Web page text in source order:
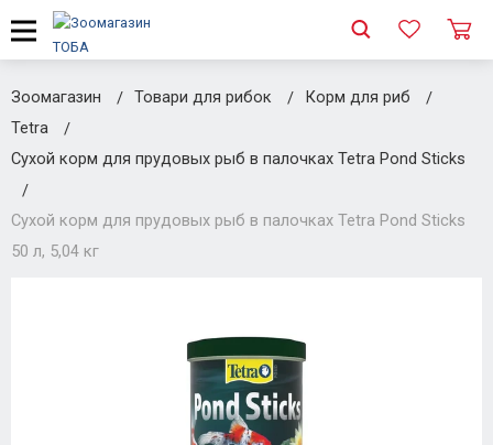
Зоомагазин Товари для рибок
Корм для риб
Tetra
Сухой корм для прудовых рыб в палочках Tetra Pond Sticks
Сухой корм для прудовых рыб в палочках Tetra Pond Sticks
50 л, 5,04 кг